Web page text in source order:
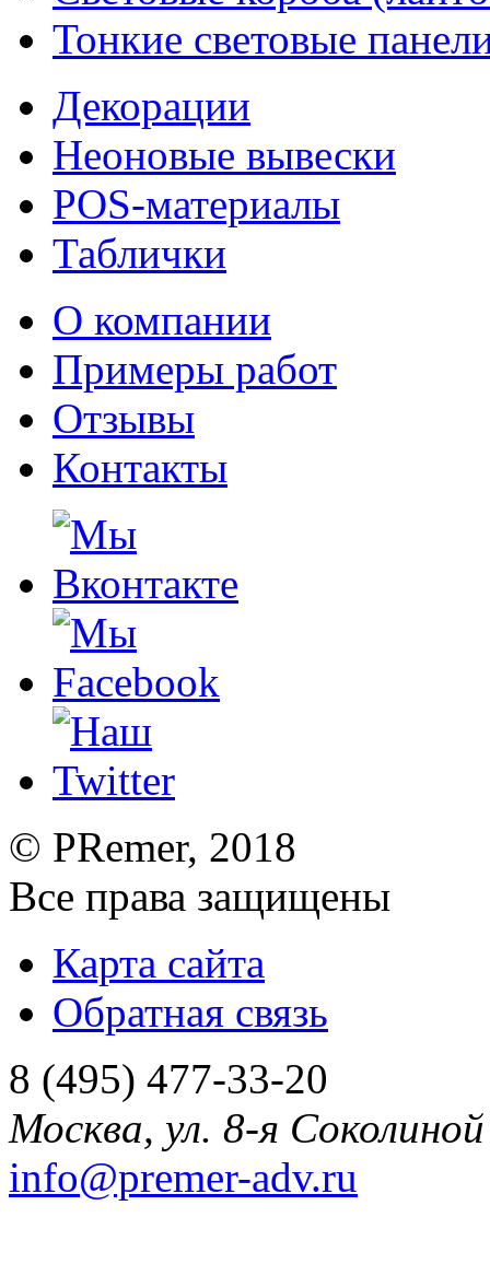
Тонкие световые
Декорации
Неоновые вывески
POS-материалы
Таблички
О компании
Примеры работ
Отзывы
Контакты
© PRemer, 2018
Все права защищены
Карта сайта
Обратная связь
8 (495) 477-33-20
Москва, ул. 8-я
info@premer-adv.ru